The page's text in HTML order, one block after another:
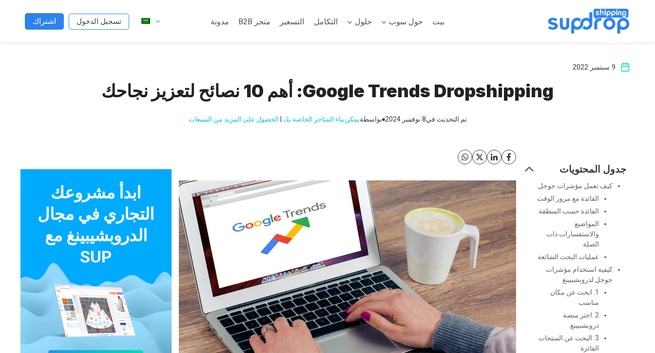
بيت حول سوب حلول التكامل التسعير متجر B2B مدونة تسجيل الدخول اشتراك
9 سبتمبر 2022
Google Trends Dropshipping: أهم 10 نصائح لتعزيز نجاحك
تم التحديث في8 نوفمبر 2024 بواسطةيمكنبناء المتاجر الخاصة بك الحصول على المزيد من المبيعات
جدول المحتويات
كيف تعمل مؤشرات جوجل
الفائدة مع مرور الوقت
الفائدة حسب المنطقة
المواضيع
والاستفسارات ذات
الصلة
عمليات البحث الشائعة
كيفية استخدام مؤشرات
جوجل لدروبشيبينغ
1. ابحث عن مكان
مناسب
2. اختر منصة
دروبشيبينغ
3. البحث عن المنتجات
الفائزة
ابدأ مشروعك
التجاري في مجال
الدروبشيبينغ مع
SUP